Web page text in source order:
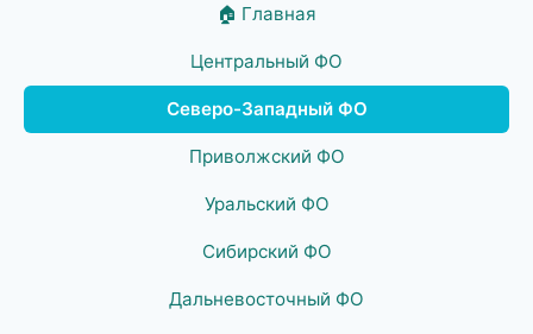
🏠 Главная
Центральный ФО
Северо-Западный ФО
Приволжский ФО
Уральский ФО
Сибирский ФО
Дальневосточный ФО